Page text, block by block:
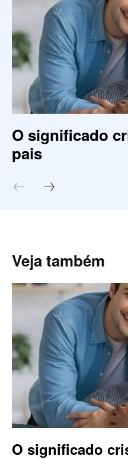
O significado
pais
Veja também
O significado